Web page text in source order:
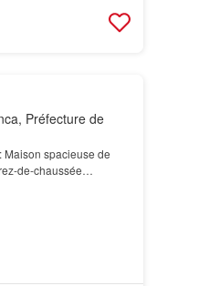
Préfecture de
Maison spacieuse de
de-chaussée…